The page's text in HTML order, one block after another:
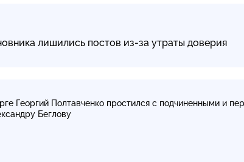
лишились постов из-за утраты доверия
Георгий Полтавченко простился с подчиненными и
Беглову